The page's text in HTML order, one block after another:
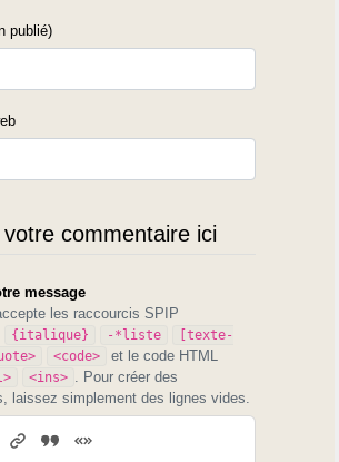
publié)
commentaire ici
message
les raccourcis SPIP
{italique} -*liste
[texte-
<code> et le code HTML
<ins>
. Pour créer des
laissez simplement des lignes vides.